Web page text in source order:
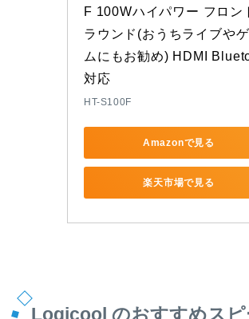
F 100Wハイパワー フロン
ラウンド(おうちライブや
ムにもお勧め) HDMI
対応
HT-S100F
Amazonで見る
楽天市場で見る
Logicool のおすすめスピ